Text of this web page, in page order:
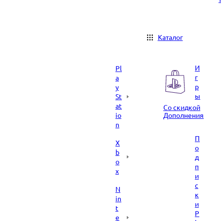
Каталог
Pl
a
y
St
at
io
n
X
b
o
x
N
in
t
e
И
г
р
ы
Со скидкой
Дополнения
П
о
д
п
и
с
к
и
P